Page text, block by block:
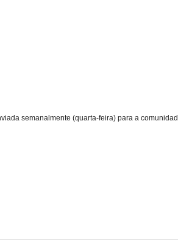
semanalmente (quarta-feira) para a